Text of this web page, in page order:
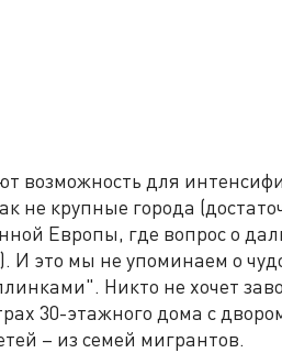
возможность для
не крупные города
Европы, где вопрос о
И это мы не упоминаем о
Никто не хочет
30-этажного дома с
– из семей мигрантов.